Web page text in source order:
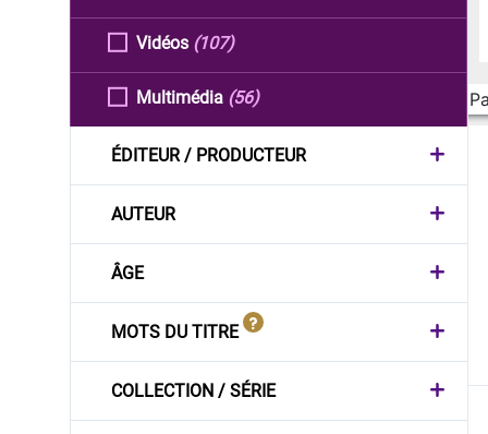
Vidéos (107)
Multimédia (56)
ÉDITEUR / PRODUCTEUR
AUTEUR
ÂGE
MOTS DU TITRE
COLLECTION / SÉRIE